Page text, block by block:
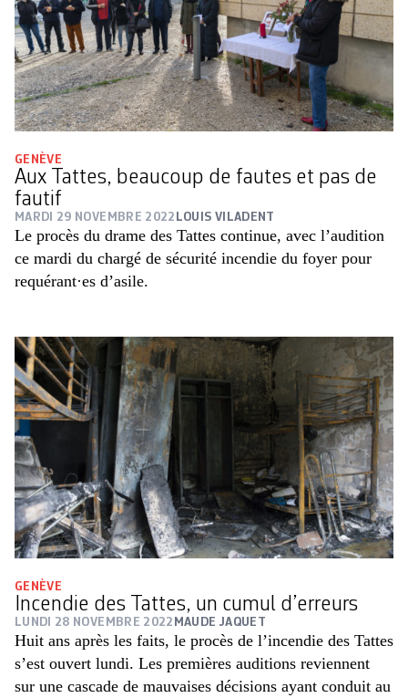
GENÈVE
Aux Tattes, beaucoup de fautes et pas de
fautif
MARDI 29 NOVEMBRE 2022 LOUIS VILADENT
Le procès du drame des Tattes continue, avec l’audition
ce mardi du chargé de sécurité incendie du foyer pour
requérant·es d’asile.
GENÈVE
Incendie des Tattes, un cumul d’erreurs
LUNDI 28 NOVEMBRE 2022 MAUDE JAQUET
Huit ans après les faits, le procès de l’incendie des Tattes
s’est ouvert lundi. Les premières auditions reviennent
sur une cascade de mauvaises décisions ayant conduit au